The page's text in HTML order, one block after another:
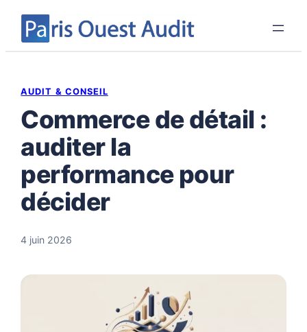
Aller
contenu
AUDIT & CONSEIL
Commerce de détail :
auditer la
performance pour
décider
4 juin 2026